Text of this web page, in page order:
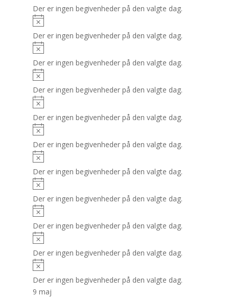
Der er ingen begivenheder på den valgte dag.
Der er ingen begivenheder på den valgte dag.
Der er ingen begivenheder på den valgte dag.
Der er ingen begivenheder på den valgte dag.
Der er ingen begivenheder på den valgte dag.
Der er ingen begivenheder på den valgte dag.
Der er ingen begivenheder på den valgte dag.
Der er ingen begivenheder på den valgte dag.
Der er ingen begivenheder på den valgte dag.
Der er ingen begivenheder på den valgte dag.
Der er ingen begivenheder på den valgte dag.
9 maj